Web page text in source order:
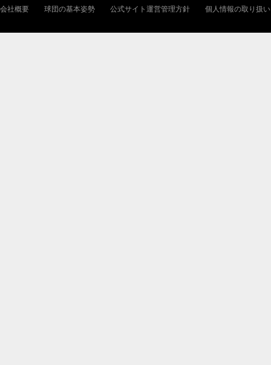
会社概要 球団の基本姿勢 公式サイト運営管理方針 個人情報の取り扱い